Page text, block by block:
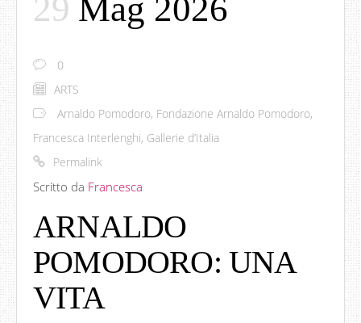
29 Mag 2026
0
ARTS
Arnaldo Pomodoro, Fondazione Arnaldo Pomodoro,
Francesca Interlenghi, Gallerie d’Italia
Permalink
Scritto da Francesca
ARNALDO
POMODORO: UNA
VITA